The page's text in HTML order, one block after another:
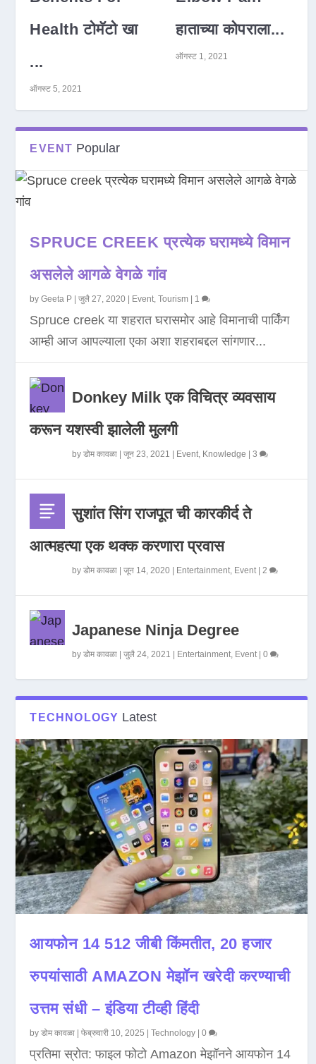
Health टोमॅटो खा
...
ऑगस्ट 5, 2021
हाताच्या कोपराला...
ऑगस्ट 1, 2021
EVENT Popular
SPRUCE CREEK प्रत्येक घरामध्ये विमान
असलेले आगळे वेगळे गांव
byGeeta P |जुलै 27, 2020 Event,Tourism 1
Spruce creek या शहरात घरासमोर आहे विमानाची पार्किंग
आम्ही आज आपल्याला एका अशा शहराबद्दल सांगणार...
Donkey Milk एक विचित्र व्यवसाय
करून यशस्वी झालेली मुलगी
byडोम कावळा |जून 23, 2021 Event, Knowledge |3
सुशांत सिंग राजपूत ची कारकीर्द ते
आत्महत्या एक थक्क करणारा प्रवास
byडोम कावळा |जून 14, 2020 Entertainment, Event|2
Japanese Ninja Degree
byडोम कावळा |जुलै 24, 2021 Entertainment, Event|0
TECHNOLOGY Latest
आयफोन 14 512 जीबी किंमतीत, 20 हजार
रुपयांसाठी AMAZON मेझॉन खरेदी करण्याची
उत्तम संधी – इंडिया टीव्ही हिंदी
byडोम कावळा |फेब्रुवारी 10, 2025 |Technology |0
प्रतिमा स्रोत: फाइल फोटो Amazon मेझॉनने आयफोन 14